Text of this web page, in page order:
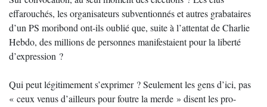
effarouchés, les organisateurs subventionnés et autres grabataires
d’un PS moribond ont-ils oublié que, suite à l’attentat de Charlie
Hebdo, des millions de personnes manifestaient pour la liberté
d’expression ?
Qui peut légitimement s’exprimer ? Seulement les gens d’ici, pas
« ceux venus d’ailleurs pour foutre la merde » disent les pro-